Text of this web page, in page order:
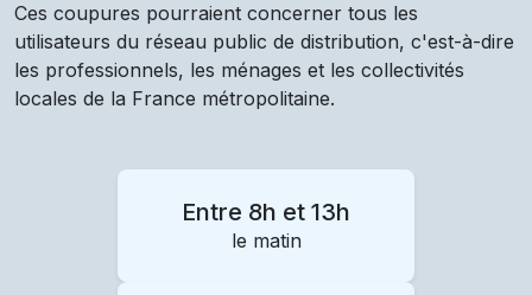
Ces coupures pourraient concerner tous les
utilisateurs du réseau public de distribution, c'est-à-dire
les professionnels, les ménages et les collectivités
locales de la France métropolitaine.
Entre 8h et 13h
le matin